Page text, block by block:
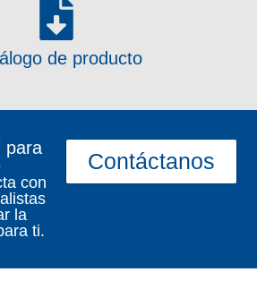
de producto
para
con
la
ti.
Contáctanos